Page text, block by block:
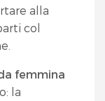
alla
col
femmina
la